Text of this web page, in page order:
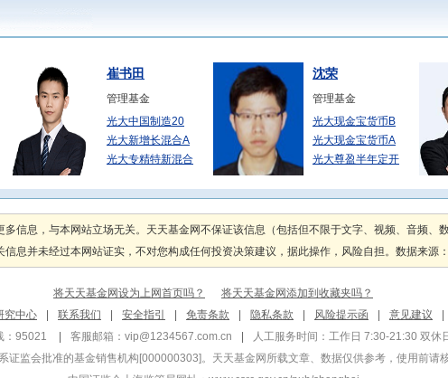
崔书田
管理基金
光大中国制造20
光大新增长混合A
光大专精特新混合
沈荣
管理基金
光大现金宝货币B
光大现金宝货币A
光大尊盈半年定开
詹佳
管理基金
光大先进服务业混
光大永鑫混合C
樊亚筠
管理基金
光大保德信阳光现
光大阳光稳债中短
管理基金
光大安诚债券C
光大安诚债券A
管理基金
光大安选平衡养老
信息，与本网站立场无关。天天基金网不保证该信息（包括但不限于文字、视频、音频、
息并未经过本网站证实，不对您构成任何投资决策建议，据此操作，风险自担。数据来源
将天天基金网设为上网首页吗？
将天天基金网添加到收藏夹吗？
究中心 联系我们 安全指引 免责条款 隐私条款 风险提示函 意见建议
：95021
客服邮箱： vip@1234567.com.cn
人工服务时间：工作日 7:30-21:30 双休
证监会批准的基金销售机构[000000303]。天天基金网所载文章、数据仅供参考，使用前请